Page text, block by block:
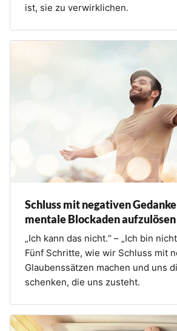
ist, sie zu verwirklichen.
Schluss mit negativen
mentale Blockaden aufzulösen
„Ich kann das nicht.“ – „Ich bin
Fünf Schritte, wie wir Schluss mit
Glaubenssätzen machen und uns
schenken, die uns zusteht.